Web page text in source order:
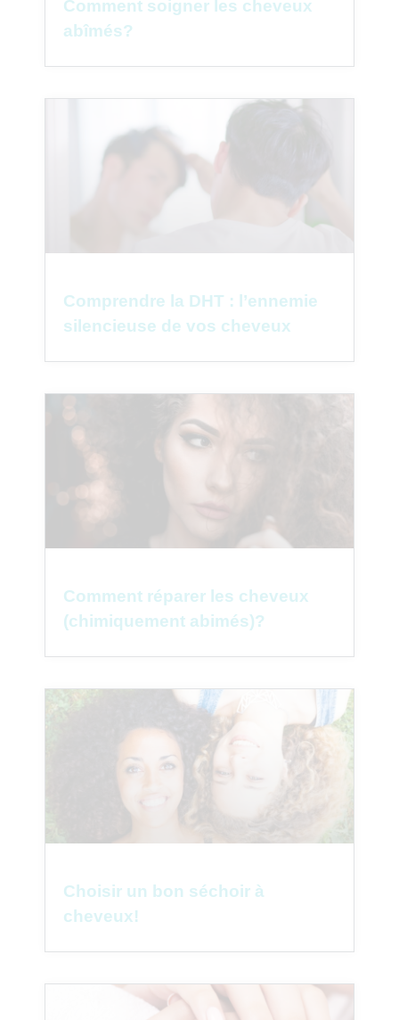
Comment soigner les cheveux
abîmés?
Comprendre la DHT : l’ennemie
silencieuse de vos cheveux
Comment réparer les cheveux
(chimiquement abimés)?
Choisir un bon séchoir à
cheveux!